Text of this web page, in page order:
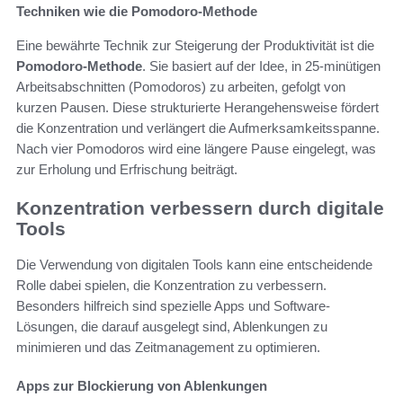
Techniken wie die Pomodoro-Methode
Eine bewährte Technik zur Steigerung der Produktivität ist die
Pomodoro-Methode. Sie basiert auf der Idee, in 25-minütigen
Arbeitsabschnitten (Pomodoros) zu arbeiten, gefolgt von
kurzen Pausen. Diese strukturierte Herangehensweise fördert
die Konzentration und verlängert die Aufmerksamkeitsspanne.
Nach vier Pomodoros wird eine längere Pause eingelegt, was
zur Erholung und Erfrischung beiträgt.
Konzentration verbessern durch digitale
Tools
Die Verwendung von digitalen Tools kann eine entscheidende
Rolle dabei spielen, die Konzentration zu verbessern.
Besonders hilfreich sind spezielle Apps und Software-
Lösungen, die darauf ausgelegt sind, Ablenkungen zu
minimieren und das Zeitmanagement zu optimieren.
Apps zur Blockierung von Ablenkungen